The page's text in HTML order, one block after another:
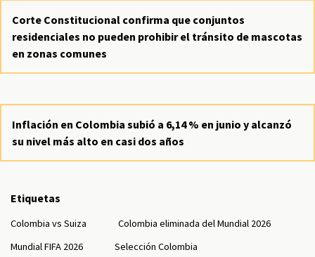
Corte Constitucional confirma que conjuntos
residenciales no pueden prohibir el tránsito de mascotas
en zonas comunes
Inflación en Colombia subió a 6,14 % en junio y alcanzó
su nivel más alto en casi dos años
Etiquetas
Colombia vs Suiza
Colombia eliminada del Mundial 2026
Mundial FIFA 2026
Selección Colombia